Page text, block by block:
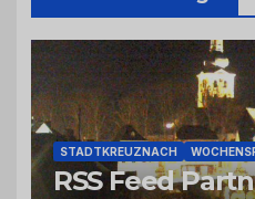
STADTKREUZNACH
RSS Feed